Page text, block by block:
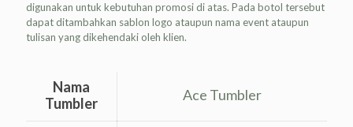
digunakan untuk kebutuhan promosi di atas. Pada botol tersebut
dapat ditambahkan sablon logo ataupun nama event ataupun
tulisan yang dikehendaki oleh klien.
Nama
Tumbler
Ace Tumbler